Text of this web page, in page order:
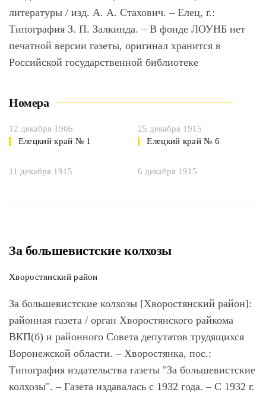
литературы / изд. А. А. Стахович. – Елец, г.:
Типография З. П. Залкинда. – В фонде ЛОУНБ нет
печатной версии газеты, оригинал хранится в
Российской государственной библиотеке
Номера
12 декабря 1906
Елецкий край № 1
25 декабря 1915
Елецкий край № 6
11 декабря 1915 6 декабря 1915
За большевистские колхозы
Хворостянский район
За большевистские колхозы [Хворостянский район]:
районная газета / орган Хворостянского райкома
ВКП(б) и районного Совета депутатов трудящихся
Воронежской области. – Хворостянка, пос.:
Типография издательства газеты "За большевистские
колхозы". – Газета издавалась с 1932 года. – С 1932 г.